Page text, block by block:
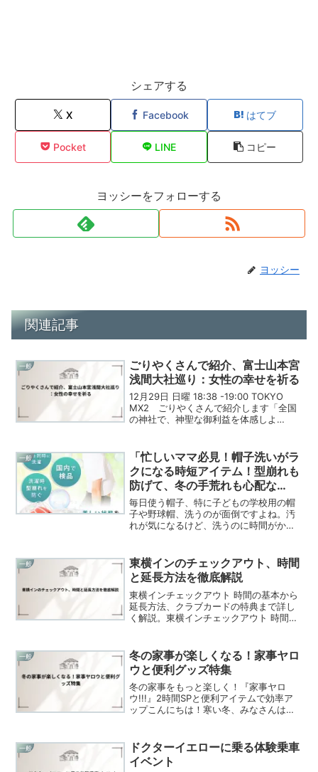
シェアする
X Facebook はてブ
Pocket LINE コピー
ヨッシーをフォローする
ヨッシー
関連記事
一般
ごりやくさんで紹介、富士山本宮
浅間大社巡り：女性の幸せを祈る
12月29日 日曜 18:38 -19:00 TOKYO
MX2 ごりやくさんで紹介します「全国
の神社で、神聖な御利益を体感しよ
今回は、富士山本宮浅間大社、吉備津神
社...
一般
「忙しいママ必見！帽子洗いがラ
クになる時短アイテム！型崩れも
防げて、冬の手荒れも心配な
し！」
毎日使う帽子、特に子どもの学校用の帽
子や野球帽、洗うのが面倒ですよね。汚
れが気になるけど、洗うのに時間がかか
しいアイテムを発見しました！特に、寒
い冬は冷たい水に手を触れるのもイヤだ
し、手荒れが心配。そんな毎日のちょっ
としたストレスを解消してくれるアイテ
ム、それがキャップウォッシャーなんで
す。
一般
東横インのチェックアウト、時間
と延長方法を徹底解説
東横インチェックアウト 時間の基本から
延長方法、クラブカードの特典まで詳し
く解説。東横インチェックアウト 時間の
一般
冬の家事が楽しくなる！家事ヤロ
ウと便利グッズ特集
冬の家事をもっと楽しく！『家事ヤロ
ウ!!!』2時間SPと便利アイテムで効率ア
ップこんにちは！寒い冬、みなさんは家
す。そんな時にぴったりの情報を2つお届
けします！12月...
一般
ドクターイエローに乗る体験乗車
イベント